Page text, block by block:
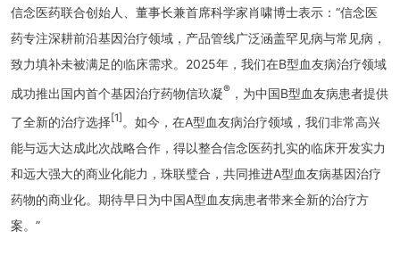
信念医药联合创始人、董事长兼首席科学家肖啸博士表示： “信念医
药专注深耕前沿基因治疗领域，产品管线广泛涵盖罕见病与常见病，
致力填补未被满足的临床需求。2025年，我们在B型血友病治疗领域
成功推出国内首个基因治疗药物信玖凝® ，为中国B型血友病患者提供
了全新的治疗选择[1] 。如今，在A型血友病治疗领域，我们非常高兴
能与远大达成此次战略合作，得以整合信念医药扎实的临床开发实力
和远大强大的商业化能力，珠联璧合，共同推进A型血友病基因治疗
药物的商业化。期待早日为中国A型血友病患者带来全新的治疗方
案。 ”